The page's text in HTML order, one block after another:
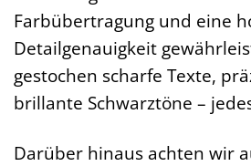
Farbübertragung und eine
Detailgenauigkeit
gestochen scharfe Texte,
brillante Schwarztöne –
Darüber hinaus achten wir